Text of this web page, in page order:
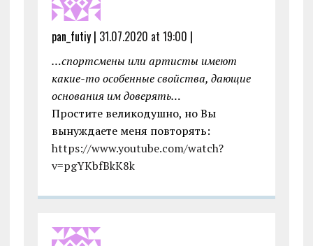
pan_futiy | 31.07.2020 at 19:00 |
…спортсмены или артисты имеют
какие-то особенные свойства, дающие
основания им доверять…
Простите великодушно, но Вы
вынуждаете меня повторять:
https://www.youtube.com/watch?
v=pgYKbfBkK8k